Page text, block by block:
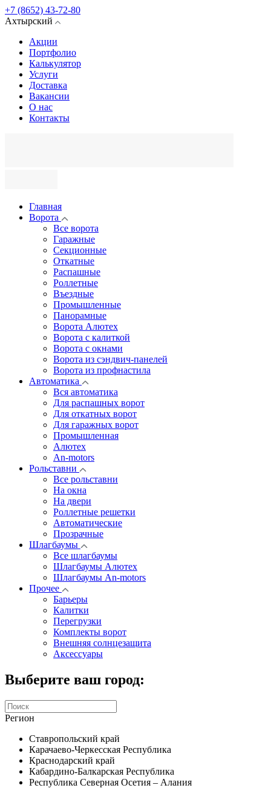
+7 (8652) 43-72-80
Ахтырский
Акции
Портфолио
Калькулятор
Услуги
Доставка
Вакансии
О нас
Контакты
Главная
Ворота
Все ворота
Гаражные
Секционные
Откатные
Распашные
Роллетные
Въездные
Промышленные
Панорамные
Ворота Алютех
Ворота с калиткой
Ворота c окнами
Ворота из сэндвич-панелей
Ворота из профнастила
Автоматика
Вся автоматика
Для распашных ворот
Для откатных ворот
Для гаражных ворот
Промышленная
Алютех
An-motors
Рольставни
Все рольставни
На окна
На двери
Роллетные решетки
Автоматические
Прозрачные
Шлагбаумы
Все шлагбаумы
Шлагбаумы Алютех
Шлагбаумы An-motors
Прочее
Барьеры
Калитки
Перегрузки
Комплекты ворот
Внешняя солнцезащита
Аксессуары
Выберите ваш город:
Регион
Ставропольский край
Карачаево-Черкесская Республика
Краснодарский край
Кабардино-Балкарская Республика
Республика Северная Осетия – Алания